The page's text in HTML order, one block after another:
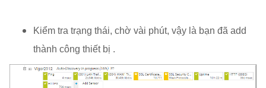
Kiểm tra trạng thái, chờ vài phút, vậy là bạn đã add
thành công thiết bị .